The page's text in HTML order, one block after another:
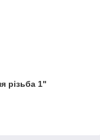
різьба 1"